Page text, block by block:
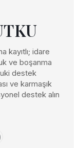
kayıtlı; idare
ve boşanma
destek
ve karmaşık
destek alın